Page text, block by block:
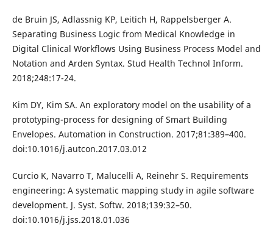
de Bruin JS, Adlassnig KP, Leitich H, Rappelsberger A.
Separating Business Logic from Medical Knowledge in
Digital Clinical Workflows Using Business Process Model and
Notation and Arden Syntax. Stud Health Technol Inform.
2018;248:17-24.
Kim DY, Kim SA. An exploratory model on the usability of a
prototyping-process for designing of Smart Building
Envelopes. Automation in Construction. 2017;81:389–400.
doi:10.1016/j.autcon.2017.03.012
Curcio K, Navarro T, Malucelli A, Reinehr S. Requirements
engineering: A systematic mapping study in agile software
development. J. Syst. Softw. 2018;139:32–50.
doi:10.1016/j.jss.2018.01.036